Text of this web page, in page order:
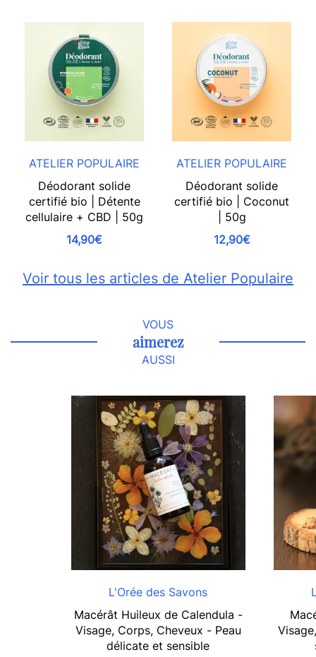
ATELIER POPULAIRE
Déodorant solide
certifié bio | Détente
cellulaire + CBD | 50g
14,90€
ATELIER POPULAIRE
Déodorant solide
certifié bio | Coconut
| 50g
12,90€
Voir tous les articles de Atelier Populaire
VOUS
aimerez
AUSSI
L'Orée des Savons
Macérât Huileux de Calendula -
Visage, Corps, Cheveux - Peau
délicate et sensible